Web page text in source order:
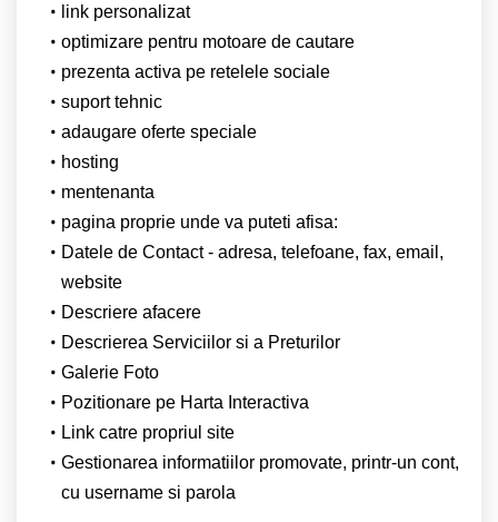
link personalizat
optimizare pentru motoare de cautare
prezenta activa pe retelele sociale
suport tehnic
adaugare oferte speciale
hosting
mentenanta
pagina proprie unde va puteti afisa:
Datele de Contact - adresa, telefoane, fax, email,
website
Descriere afacere
Descrierea Serviciilor si a Preturilor
Galerie Foto
Pozitionare pe Harta Interactiva
Link catre propriul site
Gestionarea informatiilor promovate, printr-un cont,
cu username si parola